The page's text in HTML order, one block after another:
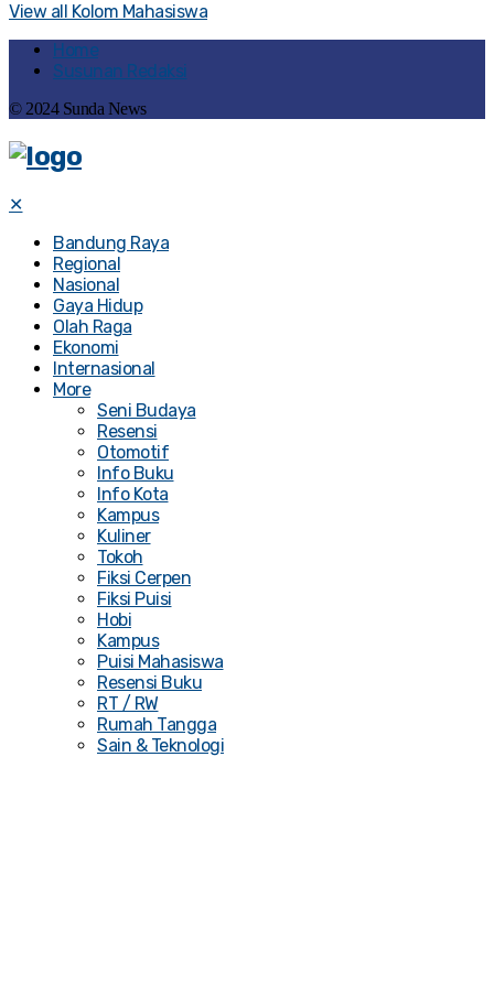
View all Kolom Mahasiswa
Home
Susunan Redaksi
© 2024 Sunda News
✕
Bandung Raya
Regional
Nasional
Gaya Hidup
Olah Raga
Ekonomi
Internasional
More
Seni Budaya
Resensi
Otomotif
Info Buku
Info Kota
Kampus
Kuliner
Tokoh
Fiksi Cerpen
Fiksi Puisi
Hobi
Kampus
Puisi Mahasiswa
Resensi Buku
RT / RW
Rumah Tangga
Sain & Teknologi